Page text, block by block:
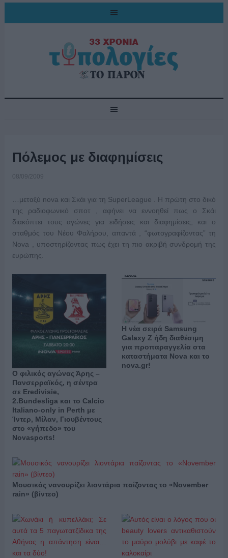
Πόλεμος με διαφημίσεις
08/09/2009
…μεταξύ nova και Σκάι για τη SuperLeague . Η πρώτη στο δικό
της ραδιοφωνικό σποτ , αφήνει να εννοηθεί πως ο Σκάι
διακόπτει τους αγώνες για ειδήσεις και διαφημίσεις, και ο
σταθμός του Νέου Φαλήρου, απαντά , “φωτογραφίζοντας” τη
Nova , υποστηρίζοντας πως έχει τη πιο ακριβή συνδρομή της
ευρώπης.
Ο φιλικός αγώνας Άρης –
Πανσερραϊκός, η σέντρα
σε Eredivisie,
2.Bundesliga και το Calcio
Italiano-only in Perth με
Ίντερ, Μίλαν, Γιουβέντους
στο «γήπεδο» του
Novasports!
Η νέα σειρά Samsung
Galaxy Ζ ήδη διαθέσιμη
για προπαραγγελία στα
καταστήματα Nova και το
nova.gr!
Μουσικός νανουρίζει λιοντάρια παίζοντας το «November
rain» (βίντεο)